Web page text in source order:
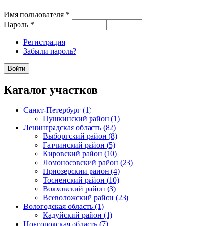
Имя пользователя *
Пароль *
Регистрация
Забыли пароль?
Каталог участков
Санкт-Петербург (1)
Пушкинский район (1)
Ленинградская область (82)
Выборгский район (8)
Гатчинский район (5)
Кировский район (10)
Ломоносовский район (23)
Приозерский район (4)
Тосненский район (10)
Волховский район (3)
Всеволожский район (23)
Вологодская область (1)
Кадуйский район (1)
Новгородская область (7)